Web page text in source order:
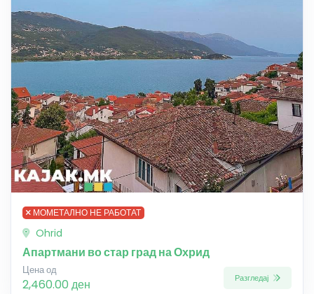
МОМЕТАЛНО НЕ РАБОТАТ
Ohrid
Апартмани во стар град на Охрид
Цена од
2,460.00 ден Разгледај